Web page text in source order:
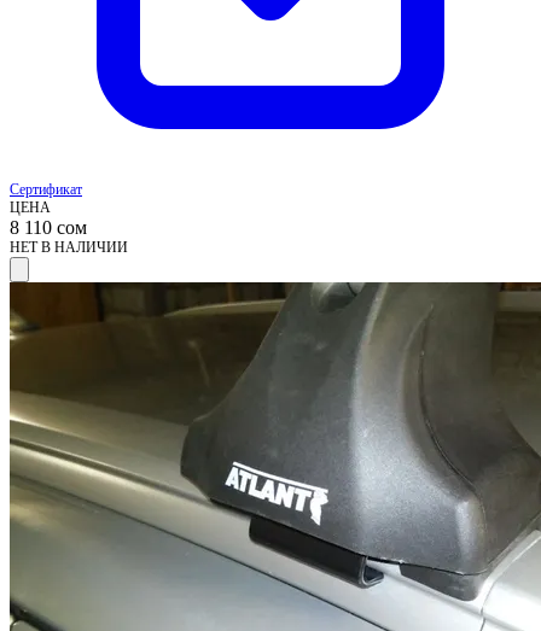
Сертификат
ЦЕНА
8 110 сом
НЕТ В НАЛИЧИИ